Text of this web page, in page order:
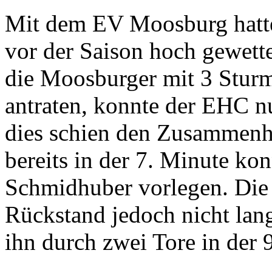
Mit dem EV Moosburg
vor der Saison hoch
die Moosburger mit 3
antraten, konnte der EHC
dies schien den
bereits in der 7. Minute
Schmidhuber vorlegen.
Rückstand jedoch nicht
ihn durch zwei Tore in der